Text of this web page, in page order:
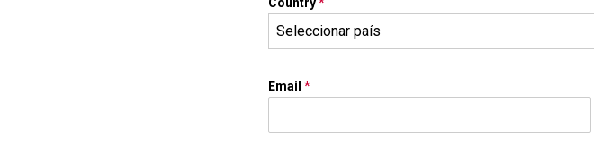
Seleccionar país
Email *